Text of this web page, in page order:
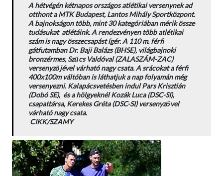
A hétvégén kétnapos országos atlétikai versenynek ad
otthont a MTK Budapest, Lantos Mihály Sportközpont.
A bajnokságon több, mint 30 kategóriában mérik össze
tudásukat atlétáink. A rendezvényen több atlétikai
szám is nagy összecsapást ígér. A 110 m. férfi
gátfutamban Dr. Baji Balázs (BHSE), világbajnoki
bronzérmes, Szűcs Valdóval (ZALASZÁM-ZAC)
versenyzőjével várható nagy csata. A srácokat a férfi
400x100m váltóban is láthatjuk a nap folyamán még
versenyezni. Kalapácsvetésben indul Pars Krisztián
(Dobó SE), és a hölgyeknél Kozák Luca (DSC-SI),
csapattársa, Kerekes Gréta (DSC-SI) versenyzővel
várható nagy csata.
CIKK/SZAMY